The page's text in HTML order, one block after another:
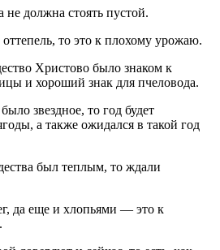
не должна стоять пустой.
то это к плохому урожаю.
Христово было знаком к
и хороший знак для пчеловода.
звездное, то год будет
а также ожидался в такой год
был теплым, то ждали
да еще и хлопьями — это к